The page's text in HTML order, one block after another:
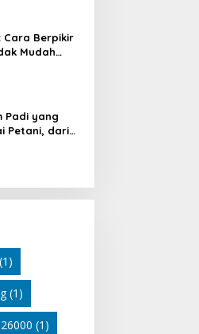
Cara Berpikir
Mudah
Keliru
Padi yang
Petani, dari
hingga
(1)
(1)